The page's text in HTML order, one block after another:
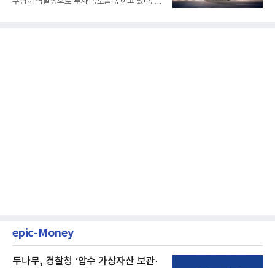
epic-Money
두나무, 경찰청 ‘압수 가상자산 보관·